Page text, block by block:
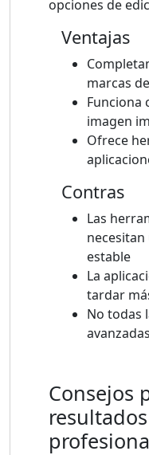
opciones de
Ventajas
marcas
Funciona
imagen
Ofrece
Contras
Las
estable
La
tardar
No todas
Consejos